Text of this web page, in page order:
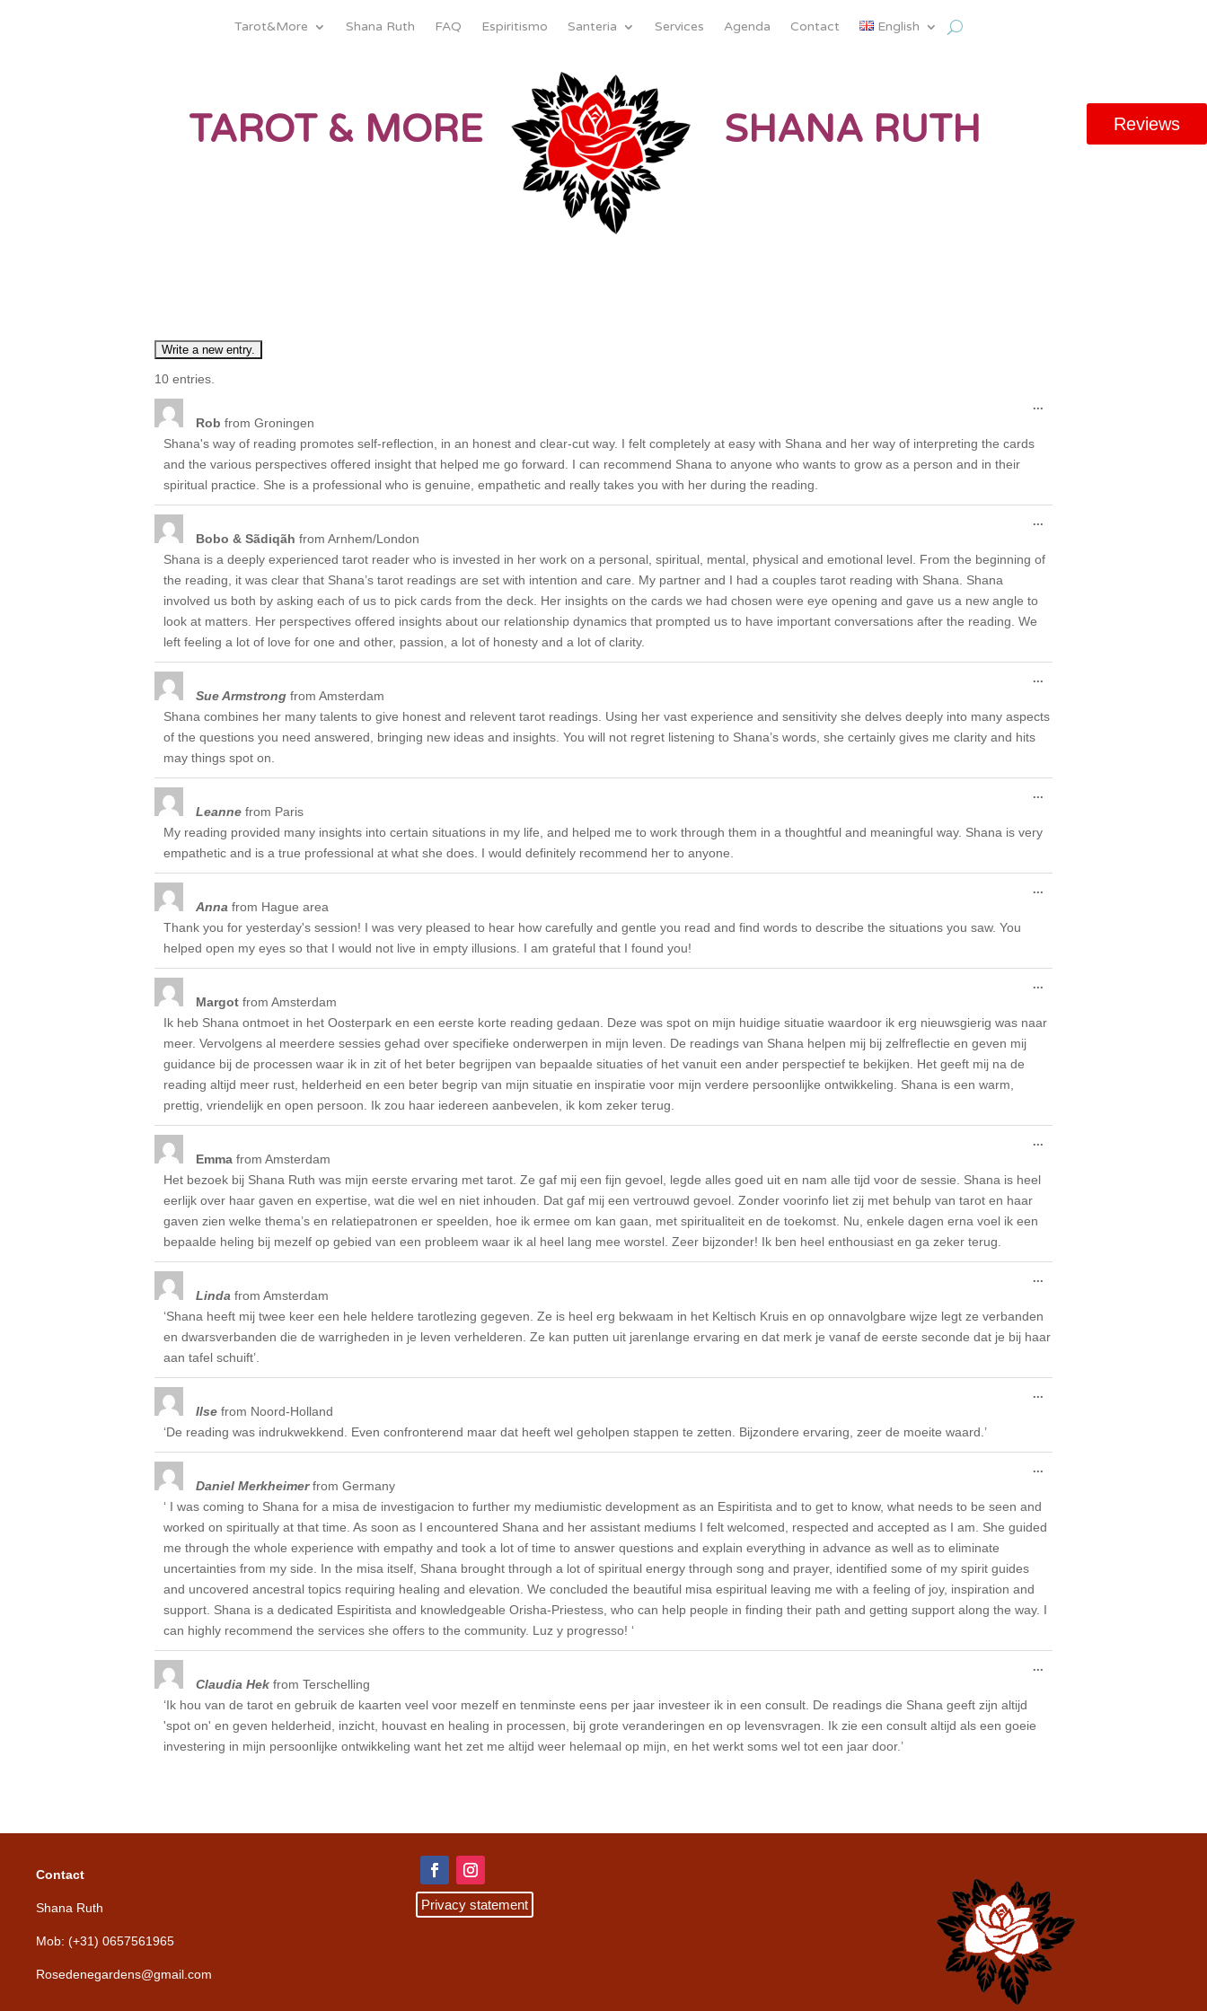
Tarot&More Shana Ruth FAQ Espiritismo Santeria Services Agenda Contact English
TAROT & MORE SHANA RUTH Reviews
10 entries.
Rob from Groningen
Shana's way of reading promotes self-reflection, in an honest and clear-cut way. I felt completely at easy with Shana and her way of interpreting the cards
and the various perspectives offered insight that helped me go forward. I can recommend Shana to anyone who wants to grow as a person and in their
spiritual practice. She is a professional who is genuine, empathetic and really takes you with her during the reading.
...
Bobo & Sãdiqãh from Arnhem/London
Shana is a deeply experienced tarot reader who is invested in her work on a personal, spiritual, mental, physical and emotional level. From the beginning of
the reading, it was clear that Shana’s tarot readings are set with intention and care. My partner and I had a couples tarot reading with Shana. Shana
involved us both by asking each of us to pick cards from the deck. Her insights on the cards we had chosen were eye opening and gave us a new angle to
look at matters. Her perspectives offered insights about our relationship dynamics that prompted us to have important conversations after the reading. We
left feeling a lot of love for one and other, passion, a lot of honesty and a lot of clarity.
...
Sue Armstrong from Amsterdam
Shana combines her many talents to give honest and relevent tarot readings. Using her vast experience and sensitivity she delves deeply into many aspects
of the questions you need answered, bringing new ideas and insights. You will not regret listening to Shana’s words, she certainly gives me clarity and hits
may things spot on.
...
Leanne from Paris
My reading provided many insights into certain situations in my life, and helped me to work through them in a thoughtful and meaningful way. Shana is very
empathetic and is a true professional at what she does. I would definitely recommend her to anyone.
...
Anna from Hague area
Thank you for yesterday's session! I was very pleased to hear how carefully and gentle you read and find words to describe the situations you saw. You
helped open my eyes so that I would not live in empty illusions. I am grateful that I found you!
...
Margot from Amsterdam
Ik heb Shana ontmoet in het Oosterpark en een eerste korte reading gedaan. Deze was spot on mijn huidige situatie waardoor ik erg nieuwsgierig was naar
meer. Vervolgens al meerdere sessies gehad over specifieke onderwerpen in mijn leven. De readings van Shana helpen mij bij zelfreflectie en geven mij
guidance bij de processen waar ik in zit of het beter begrijpen van bepaalde situaties of het vanuit een ander perspectief te bekijken. Het geeft mij na de
reading altijd meer rust, helderheid en een beter begrip van mijn situatie en inspiratie voor mijn verdere persoonlijke ontwikkeling. Shana is een warm,
prettig, vriendelijk en open persoon. Ik zou haar iedereen aanbevelen, ik kom zeker terug.
...
Emma from Amsterdam
Het bezoek bij Shana Ruth was mijn eerste ervaring met tarot. Ze gaf mij een fijn gevoel, legde alles goed uit en nam alle tijd voor de sessie. Shana is heel
eerlijk over haar gaven en expertise, wat die wel en niet inhouden. Dat gaf mij een vertrouwd gevoel. Zonder voorinfo liet zij met behulp van tarot en haar
gaven zien welke thema’s en relatiepatronen er speelden, hoe ik ermee om kan gaan, met spiritualiteit en de toekomst. Nu, enkele dagen erna voel ik een
bepaalde heling bij mezelf op gebied van een probleem waar ik al heel lang mee worstel. Zeer bijzonder! Ik ben heel enthousiast en ga zeker terug.
...
Linda from Amsterdam
‘Shana heeft mij twee keer een hele heldere tarotlezing gegeven. Ze is heel erg bekwaam in het Keltisch Kruis en op onnavolgbare wijze legt ze verbanden
en dwarsverbanden die de warrigheden in je leven verhelderen. Ze kan putten uit jarenlange ervaring en dat merk je vanaf de eerste seconde dat je bij haar
aan tafel schuift’.
...
Ilse from Noord-Holland
‘De reading was indrukwekkend. Even confronterend maar dat heeft wel geholpen stappen te zetten. Bijzondere ervaring, zeer de moeite waard.’
...
Daniel Merkheimer from Germany
‘ I was coming to Shana for a misa de investigacion to further my mediumistic development as an Espiritista and to get to know, what needs to be seen and
worked on spiritually at that time. As soon as I encountered Shana and her assistant mediums I felt welcomed, respected and accepted as I am. She guided
me through the whole experience with empathy and took a lot of time to answer questions and explain everything in advance as well as to eliminate
uncertainties from my side. In the misa itself, Shana brought through a lot of spiritual energy through song and prayer, identified some of my spirit guides
and uncovered ancestral topics requiring healing and elevation. We concluded the beautiful misa espiritual leaving me with a feeling of joy, inspiration and
support. Shana is a dedicated Espiritista and knowledgeable Orisha-Priestess, who can help people in finding their path and getting support along the way. I
can highly recommend the services she offers to the community. Luz y progresso! ‘
...
Claudia Hek from Terschelling
‘Ik hou van de tarot en gebruik de kaarten veel voor mezelf en tenminste eens per jaar investeer ik in een consult. De readings die Shana geeft zijn altijd
'spot on' en geven helderheid, inzicht, houvast en healing in processen, bij grote veranderingen en op levensvragen. Ik zie een consult altijd als een goeie
investering in mijn persoonlijke ontwikkeling want het zet me altijd weer helemaal op mijn, en het werkt soms wel tot een jaar door.’
...
Contact
Shana Ruth
Mob: (+31) 0657561965
Rosedenegardens@gmail.com
Privacy statement